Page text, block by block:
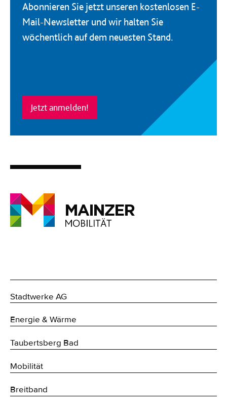
Abonnieren Sie jetzt unseren kostenlosen E-
Mail-Newsletter und wir halten Sie
wöchentlich auf dem neuesten Stand.
Jetzt anmelden!
Stadtwerke AG
Energie & Wärme
Taubertsberg Bad
Mobilität
Breitband